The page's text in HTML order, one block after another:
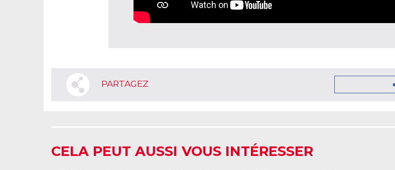
PARTAGEZ
CELA PEUT AUSSI VOUS INTÉRESSER